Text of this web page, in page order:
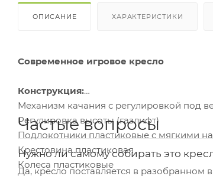
ОПИСАНИЕ ХАРАКТЕРИСТИКИ
Современное игровое кресло
Конструкция:
Механизм качания с регулировкой под
Регулировка высоты (газлифт)
Подлокотники пластиковые с мягкими
Крестовина пластиковая
Колеса пластиковые
Частые вопросы
Нужно ли самому собирать это
Да, кресло поставляется в разобранном